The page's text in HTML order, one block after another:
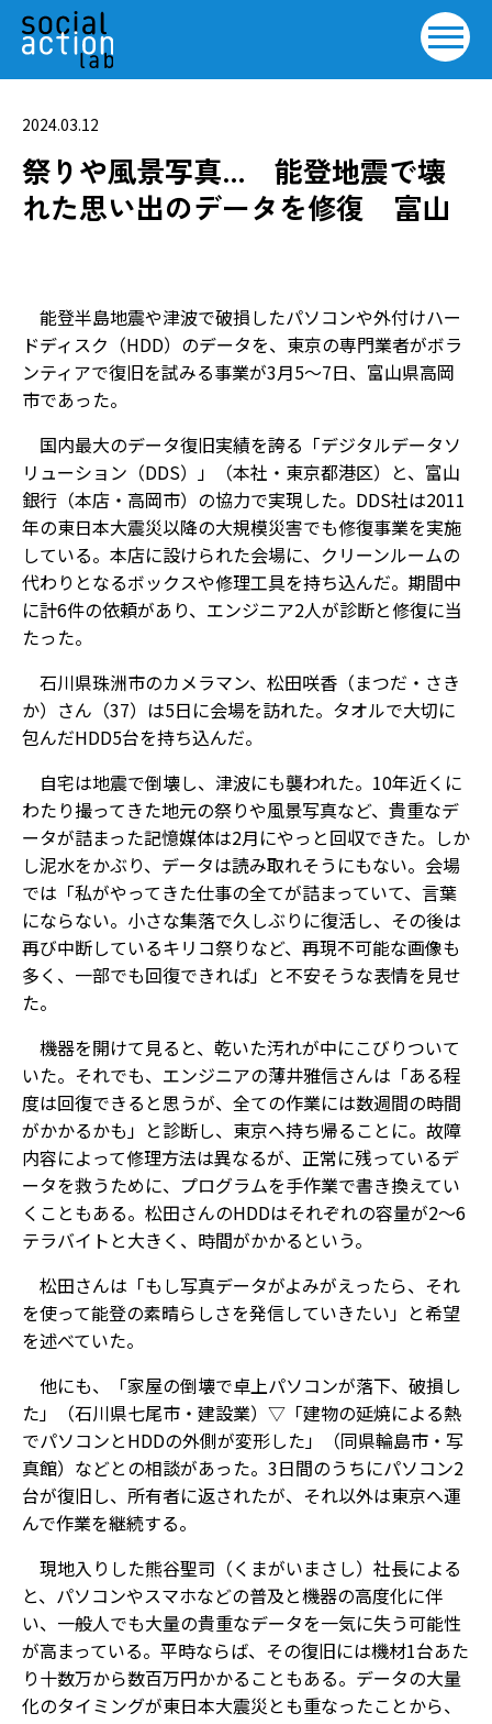
2024.03.12
祭りや風景写真… 能登地震で壊
れた思い出のデータを修復 富山
能登半島地震や津波で破損したパソコンや外付けハー
ドディスク（HDD）のデータを、東京の専門業者がボラ
ンティアで復旧を試みる事業が3月5～7日、富山県高岡
市であった。
国内最大のデータ復旧実績を誇る「デジタルデータソ
リューション（DDS）」（本社・東京都港区）と、富山
銀行（本店・高岡市）の協力で実現した。DDS社は2011
年の東日本大震災以降の大規模災害でも修復事業を実施
している。本店に設けられた会場に、クリーンルームの
代わりとなるボックスや修理工具を持ち込んだ。期間中
に計6件の依頼があり、エンジニア2人が診断と修復に当
たった。
石川県珠洲市のカメラマン、松田咲香（まつだ・さき
か）さん（37）は5日に会場を訪れた。タオルで大切に
包んだHDD5台を持ち込んだ。
自宅は地震で倒壊し、津波にも襲われた。10年近くに
わたり撮ってきた地元の祭りや風景写真など、貴重なデ
ータが詰まった記憶媒体は2月にやっと回収できた。しか
し泥水をかぶり、データは読み取れそうにもない。会場
では「私がやってきた仕事の全てが詰まっていて、言葉
にならない。小さな集落で久しぶりに復活し、その後は
再び中断しているキリコ祭りなど、再現不可能な画像も
多く、一部でも回復できれば」と不安そうな表情を見せ
た。
機器を開けて見ると、乾いた汚れが中にこびりついて
いた。それでも、エンジニアの薄井雅信さんは「ある程
度は回復できると思うが、全ての作業には数週間の時間
がかかるかも」と診断し、東京へ持ち帰ることに。故障
内容によって修理方法は異なるが、正常に残っているデ
ータを救うために、プログラムを手作業で書き換えてい
くこともある。松田さんのHDDはそれぞれの容量が2～6
テラバイトと大きく、時間がかかるという。
松田さんは「もし写真データがよみがえったら、それ
を使って能登の素晴らしさを発信していきたい」と希望
を述べていた。
他にも、「家屋の倒壊で卓上パソコンが落下、破損し
た」（石川県七尾市・建設業）▽「建物の延焼による熱
でパソコンとHDDの外側が変形した」（同県輪島市・写
真館）などとの相談があった。3日間のうちにパソコン2
台が復旧し、所有者に返されたが、それ以外は東京へ運
んで作業を継続する。
現地入りした熊谷聖司（くまがいまさし）社長による
と、パソコンやスマホなどの普及と機器の高度化に伴
い、一般人でも大量の貴重なデータを一気に失う可能性
が高まっている。平時ならば、その復旧には機材1台あた
り十数万から数百万円かかることもある。データの大量
化のタイミングが東日本大震災とも重なったことから、